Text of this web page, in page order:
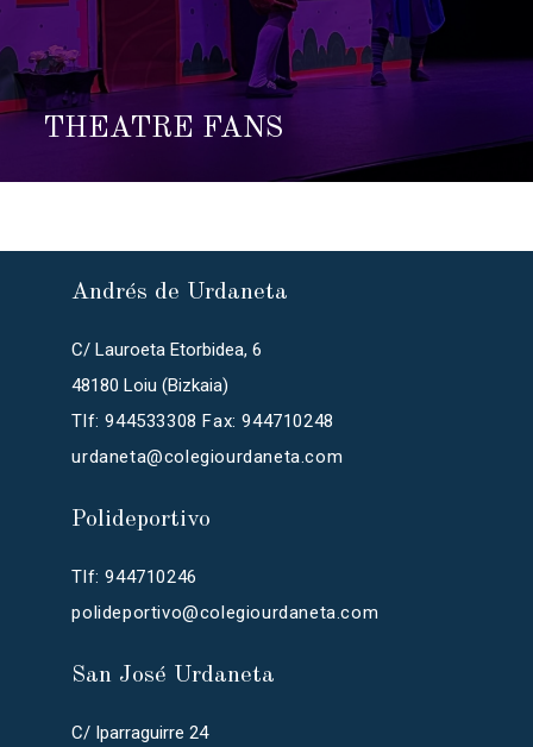
THEATRE FANS
Andrés de Urdaneta
C/ Lauroeta Etorbidea, 6
48180 Loiu (Bizkaia)
Tlf: 944533308 Fax: 944710248
urdaneta@colegiourdaneta.com
Polideportivo
Tlf: 944710246
polideportivo@colegiourdaneta.com
San José Urdaneta
C/ Iparraguirre 24